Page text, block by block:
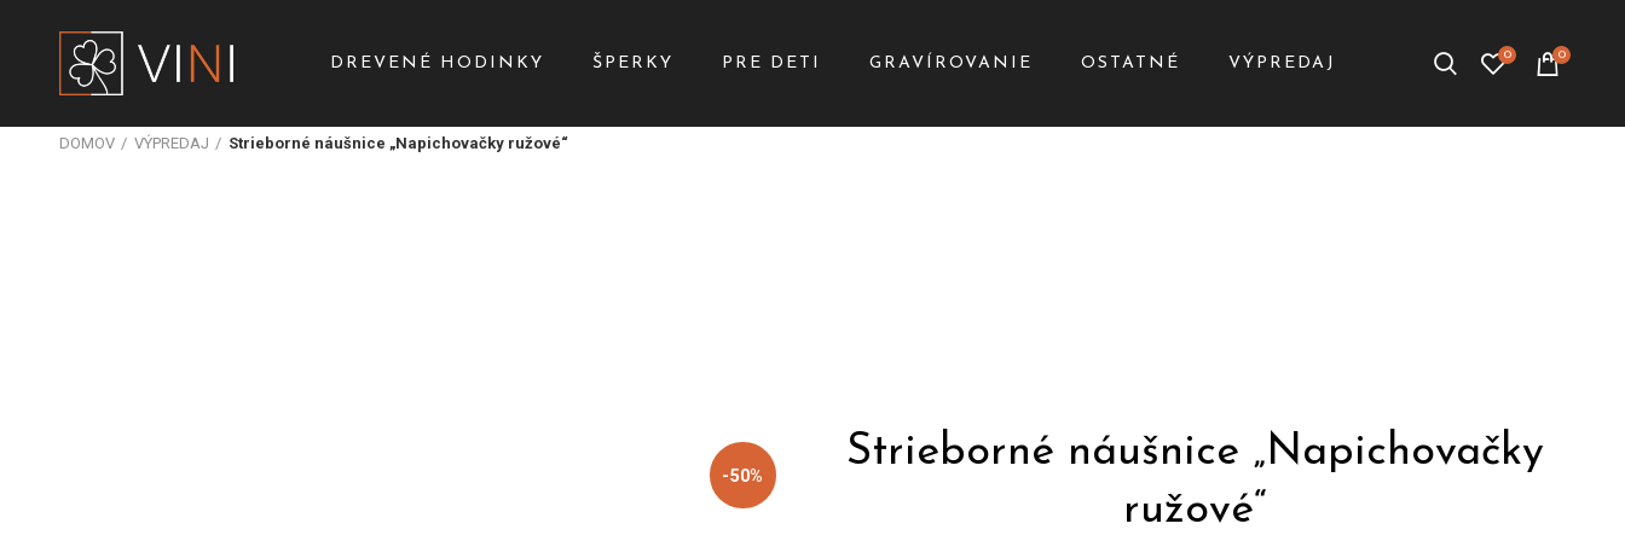
DREVENÉ HODINKY ŠPERKY PRE DETI GRAVÍROVANIE OSTATNÉ VÝPREDAJ 0 0
DOMOV VÝPREDAJ Strieborné náušnice „Napichovačky ružové“
-50%
Strieborné náušnice „Napichovačky
ružové“